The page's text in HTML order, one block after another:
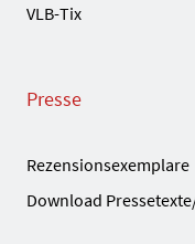
VLB-Tix
Presse
Rezensionsexemplare
Download